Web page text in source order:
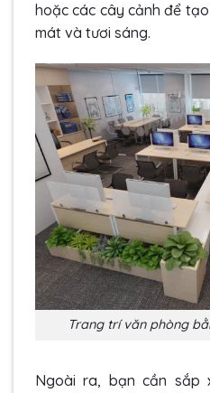
hoặc các cây cảnh để
mát và tươi sáng.
Trang trí văn phòng
Ngoài ra, bạn cần